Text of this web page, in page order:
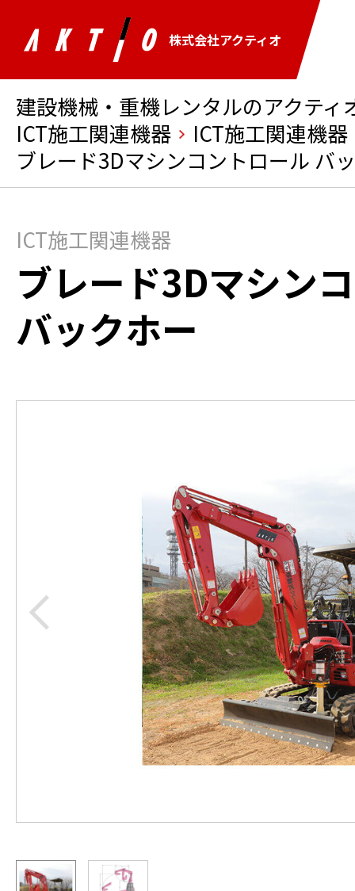
株式会社アクティオ
建設機械・重機レンタルのアクティ
ICT施工関連機器
ICT施工関連機器
ブレード3Dマシンコントロール バ
ICT施工関連機器
ブレード3Dマシン
バックホー